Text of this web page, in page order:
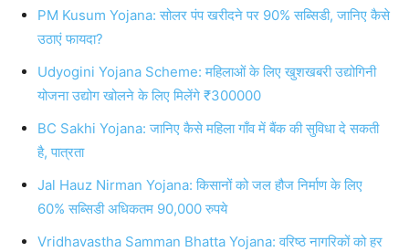
PM Kusum Yojana: सोलर पंप खरीदने पर 90% सब्सिडी, जानिए कैसे
उठाएं फायदा?
Udyogini Yojana Scheme: महिलाओं के लिए खुशखबरी उद्योगिनी
योजना उद्योग खोलने के लिए मिलेंगे ₹300000
BC Sakhi Yojana: जानिए कैसे महिला गाँव में बैंक की सुविधा दे सकती
है, पात्रता
Jal Hauz Nirman Yojana: किसानों को जल हौज निर्माण के लिए
60% सब्सिडी अधिकतम 90,000 रुपये
Vridhavastha Samman Bhatta Yojana: वरिष्ठ नागरिकों को हर